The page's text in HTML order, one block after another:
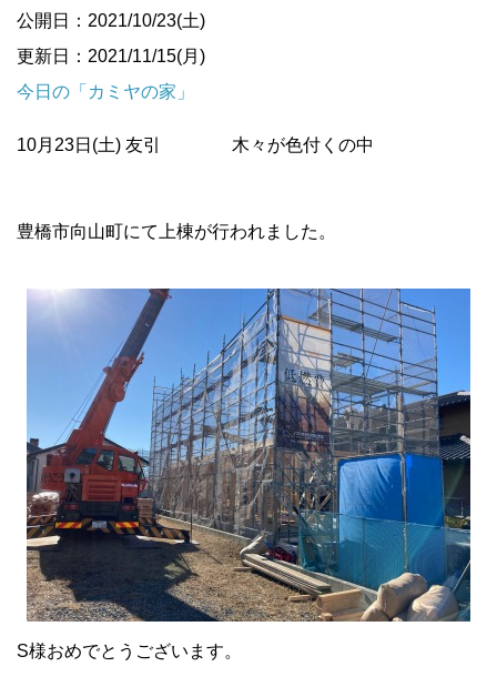
公開日：2021/10/23(土)
更新日：2021/11/15(月)
今日の「カミヤの家」
10月23日(土) 友引 木々が色付くの中
豊橋市向山町にて上棟が行われました。
S様おめでとうございます。